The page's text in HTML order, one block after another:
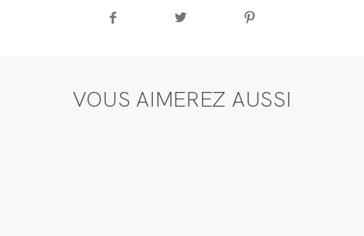
VOUS AIMEREZ AUSSI